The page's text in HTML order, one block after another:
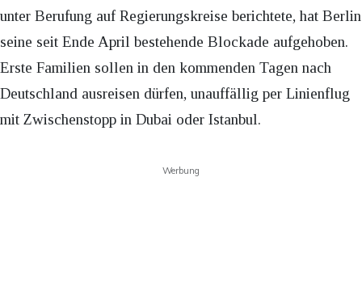
unter Berufung auf Regierungskreise berichtete, hat Berlin
seine seit Ende April bestehende Blockade aufgehoben.
Erste Familien sollen in den kommenden Tagen nach
Deutschland ausreisen dürfen, unauffällig per Linienflug
mit Zwischenstopp in Dubai oder Istanbul.
Werbung